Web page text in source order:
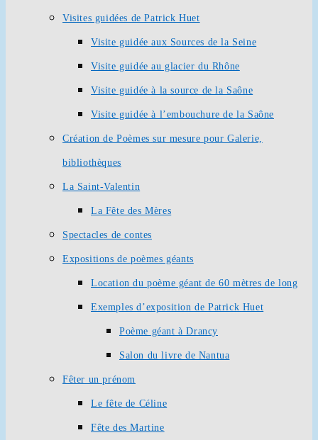
Visites guidées de Patrick Huet
Visite guidée aux Sources de la Seine
Visite guidée au glacier du Rhône
Visite guidée à la source de la Saône
Visite guidée à l’embouchure de la Saône
Création de Poèmes sur mesure pour Galerie,
bibliothèques
La Saint-Valentin
La Fête des Mères
Spectacles de contes
Expositions de poèmes géants
Location du poème géant de 60 mètres de long
Exemples d’exposition de Patrick Huet
Poème géant à Drancy
Salon du livre de Nantua
Fêter un prénom
Le fête de Céline
Fête des Martine